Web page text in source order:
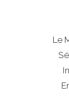
Le